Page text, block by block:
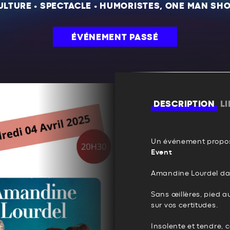
• SPECTACLE • HUMORISTES, ONE MAN
ÉVÉNEMENT PASSÉ
DESCRIPTION
Un événement
Event
Amandine Lourdel
Sans œillères, pied
sur vos certitudes.
Insolente et tendre,